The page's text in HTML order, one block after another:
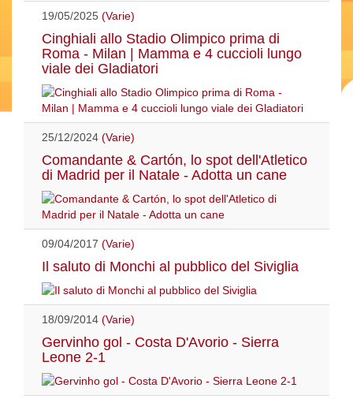
19/05/2025 (Varie)
Cinghiali allo Stadio Olimpico prima di
Roma - Milan | Mamma e 4 cuccioli lungo
viale dei Gladiatori
25/12/2024 (Varie)
Comandante & Cartón, lo spot dell'Atletico
di Madrid per il Natale - Adotta un cane
09/04/2017 (Varie)
Il saluto di Monchi al pubblico del Siviglia
18/09/2014 (Varie)
Gervinho gol - Costa D'Avorio - Sierra
Leone 2-1